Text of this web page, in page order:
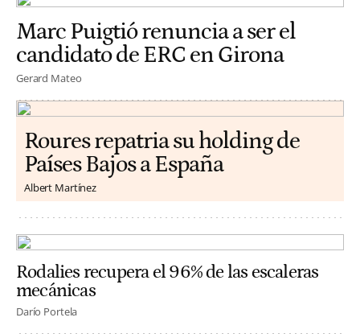
Marc Puigtió renuncia a ser el
candidato de ERC en Girona
Gerard Mateo
Roures repatria su holding de
Países Bajos a España
Albert Martínez
Rodalies recupera el 96% de las escaleras
mecánicas
Darío Portela